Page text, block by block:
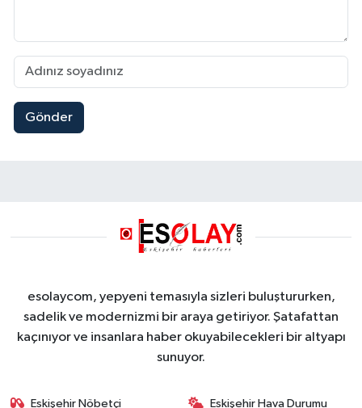
Gönder
esolaycom, yepyeni temasıyla sizleri buluştururken,
sadelik ve modernizmi bir araya getiriyor. Şatafattan
kaçınıyor ve insanlara haber okuyabilecekleri bir altyapı
sunuyor.
Eskişehir Nöbetçi
Eskişehir Hava Durumu